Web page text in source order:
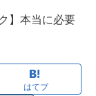
】本当に必要
はてブ